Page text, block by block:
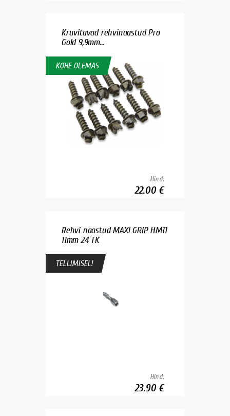
Kruvitavad rehvinaastud Pro
Gold 9,9mm...
KOHE OLEMAS
Hind:
22.00 €
Rehvi naastud MAXI GRIP HM11
11mm 24 TK
TELLIMISEL!
Hind:
23.90 €